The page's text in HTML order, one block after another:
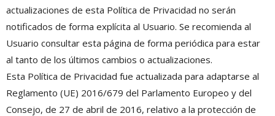
actualizaciones de esta Política de Privacidad no serán
notificados de forma explícita al Usuario. Se recomienda al
Usuario consultar esta página de forma periódica para estar
al tanto de los últimos cambios o actualizaciones.
Esta Política de Privacidad fue actualizada para adaptarse al
Reglamento (UE) 2016/679 del Parlamento Europeo y del
Consejo, de 27 de abril de 2016, relativo a la protección de